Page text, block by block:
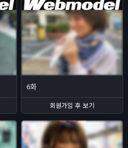
6화
회원가입 후 보기